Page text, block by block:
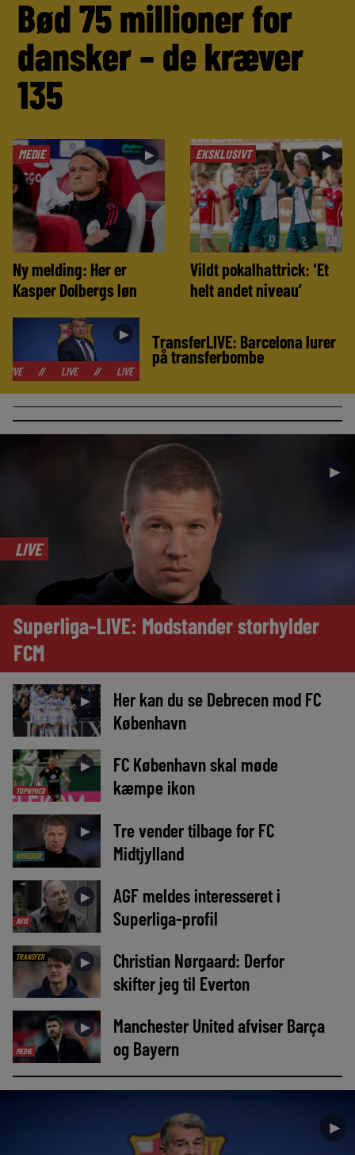
Bød 75 millioner for
dansker – de kræver
135
MEDIE ►
Ny melding: Her er
Kasper Dolbergs løn
EKSKLUSIVT ►
Vildt pokalhattrick: ‘Et
helt andet niveau’
►
LIVE LIVE LIVE
TransferLIVE: Barcelona lurer
på transferbombe
►
LIVE
Superliga-LIVE: Modstander storhylder
FCM
►
Her kan du se Debrecen mod FC
København
TOPNYHED
►
FC København skal møde
kæmpe ikon
NYHEDER
►
Tre vender tilbage for FC
Midtjylland
AVIS
►
AGF meldes interesseret i
Superliga-profil
TRANSFER ►
Christian Nørgaard: Derfor
skifter jeg til Everton
MEDIE
►
Manchester United afviser Barça
og Bayern
►